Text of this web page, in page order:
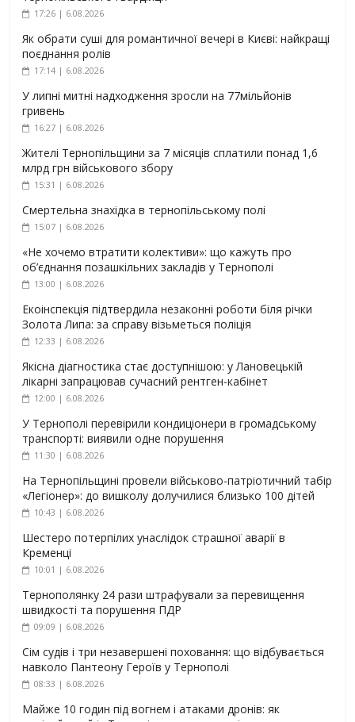
17:26 | 6.08.2026
Як обрати суші для романтичної вечері в Києві: найкращі
поєднання ролів
17:14 | 6.08.2026
У липні митні надходження зросли на 77мільйонів
гривень
16:27 | 6.08.2026
Жителі Тернопільщини за 7 місяців сплатили понад 1,6
млрд грн військового збору
15:31 | 6.08.2026
Смертельна знахідка в тернопільському полі
15:07 | 6.08.2026
«Не хочемо втратити колективи»: що кажуть про
об’єднання позашкільних закладів у Тернополі
13:00 | 6.08.2026
Екоінспекція підтвердила незаконні роботи біля річки
Золота Липа: за справу візьметься поліція
12:33 | 6.08.2026
Якісна діагностика стає доступнішою: у Лановецькій
лікарні запрацював сучасний рентген-кабінет
12:00 | 6.08.2026
У Тернополі перевірили кондиціонери в громадському
транспорті: виявили одне порушення
11:30 | 6.08.2026
На Тернопільщині провели військово-патріотичний табір
«Легіонер»: до вишколу долучилися близько 100 дітей
10:43 | 6.08.2026
Шестеро потерпілих унаслідок страшної аварії в
Кременці
10:01 | 6.08.2026
Тернополянку 24 рази штрафували за перевищення
швидкості та порушення ПДР
09:09 | 6.08.2026
Сім судів і три незавершені поховання: що відбувається
навколо Пантеону Героїв у Тернополі
08:33 | 6.08.2026
Майже 10 годин під вогнем і атаками дронів: як